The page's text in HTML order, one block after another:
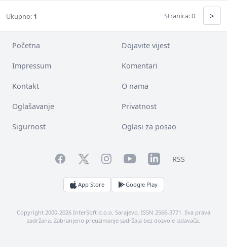
Ukupno: 1 Stranica: 0 >
Početna Dojavite vijest
Impressum Komentari
Kontakt O nama
Oglašavanje Privatnost
Sigurnost Oglasi za posao
FacebookTwitterInstagramYouTubeLinkedInRSS
App Store Google Play
Copyright 2000-2026 InterSoft d.o.o. Sarajevo. ISSN 2566-3771. Sva prava
zadržana. Zabranjeno preuzimanje sadržaja bez dozvole izdavača.